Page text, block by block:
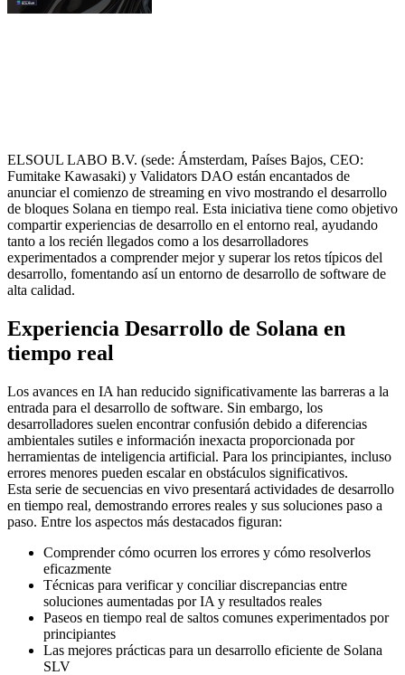
ELSOUL LABO B.V. (sede: Ámsterdam, Países Bajos, CEO:
Fumitake Kawasaki) y Validators DAO están encantados de
anunciar el comienzo de streaming en vivo mostrando el desarrollo
de bloques Solana en tiempo real. Esta iniciativa tiene como objetivo
compartir experiencias de desarrollo en el entorno real, ayudando
tanto a los recién llegados como a los desarrolladores
experimentados a comprender mejor y superar los retos típicos del
desarrollo, fomentando así un entorno de desarrollo de software de
alta calidad.
Experiencia Desarrollo de Solana en
tiempo real
Los avances en IA han reducido significativamente las barreras a la
entrada para el desarrollo de software. Sin embargo, los
desarrolladores suelen encontrar confusión debido a diferencias
ambientales sutiles e información inexacta proporcionada por
herramientas de inteligencia artificial. Para los principiantes, incluso
errores menores pueden escalar en obstáculos significativos.
Esta serie de secuencias en vivo presentará actividades de desarrollo
en tiempo real, demostrando errores reales y sus soluciones paso a
paso. Entre los aspectos más destacados figuran:
Comprender cómo ocurren los errores y cómo resolverlos
eficazmente
Técnicas para verificar y conciliar discrepancias entre
soluciones aumentadas por IA y resultados reales
Paseos en tiempo real de saltos comunes experimentados por
principiantes
Las mejores prácticas para un desarrollo eficiente de Solana
SLV